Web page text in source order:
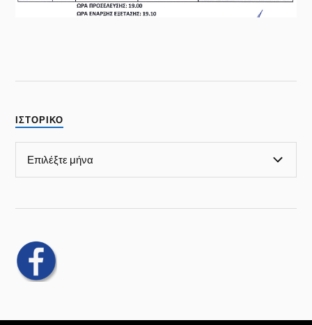
ΙΣΤΟΡΙΚΟ